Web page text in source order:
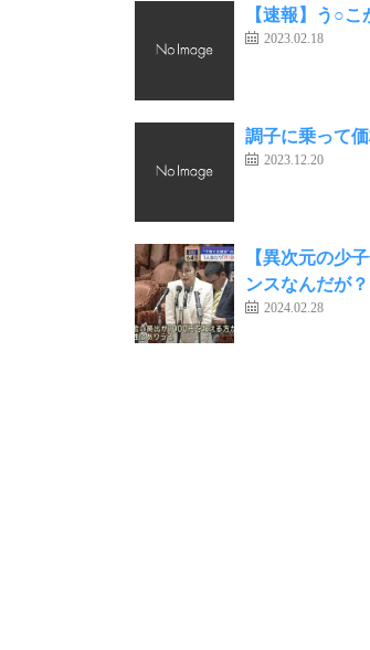
【速報】う○
2023.02.18
調子に乗って
2023.12.20
【異次元の少
ンスなんだが？
2024.02.28